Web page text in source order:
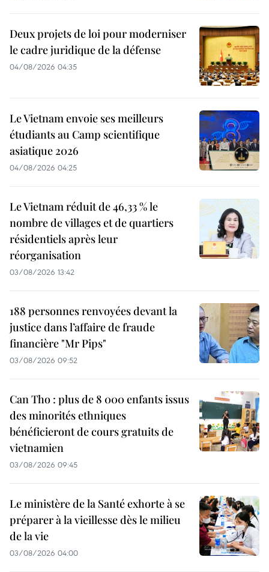
Deux projets de loi pour moderniser
le cadre juridique de la défense
04/08/2026 04:35
Le Vietnam envoie ses meilleurs
étudiants au Camp scientifique
asiatique 2026
04/08/2026 04:25
Le Vietnam réduit de 46,33 % le
nombre de villages et de quartiers
résidentiels après leur
réorganisation
03/08/2026 13:42
188 personnes renvoyées devant la
justice dans l’affaire de fraude
financière "Mr Pips"
03/08/2026 09:52
Can Tho : plus de 8 000 enfants issus
des minorités ethniques
bénéficieront de cours gratuits de
vietnamien
03/08/2026 09:45
Le ministère de la Santé exhorte à se
préparer à la vieillesse dès le milieu
de la vie
03/08/2026 04:00